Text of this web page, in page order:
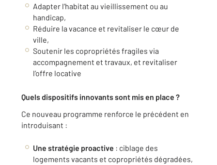
Adapter l’habitat au vieillissement ou au
handicap,
Réduire la vacance et revitaliser le cœur de
ville,
Soutenir les copropriétés fragiles via
accompagnement et travaux, et revitaliser
l’offre locative
Quels dispositifs innovants sont mis en place ?
Ce nouveau programme renforce le précédent en
introduisant :
Une stratégie proactive : ciblage des
logements vacants et copropriétés dégradées,